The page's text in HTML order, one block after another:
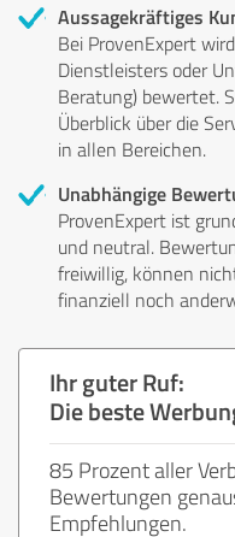
Aussagekräftiges
Bei ProvenExpert
Dienstleisters oder
Beratung) bewertet.
Überblick über die
in allen Bereichen.
Unabhängige
ProvenExpert ist
und neutral.
freiwillig, können
finanziell noch
Ihr guter Ruf:
Die beste
85 Prozent aller
Bewertungen
Empfehlungen.